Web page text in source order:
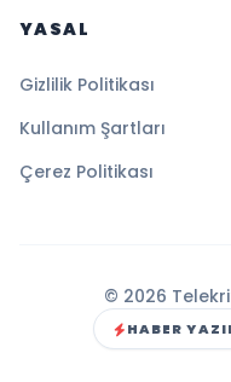
YASAL
Gizlilik Politikası
Kullanım Şartları
Çerez Politikası
© 2026
HABER